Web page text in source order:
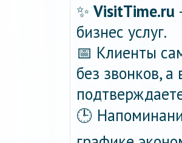
✨ VisitTime.ru
бизнес услуг.
📅 Клиенты
без звонков,
🕒